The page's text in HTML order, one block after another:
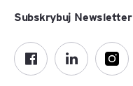
Subskrybuj Newsletter